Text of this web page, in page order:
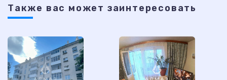
Также ваc может заинтересовать